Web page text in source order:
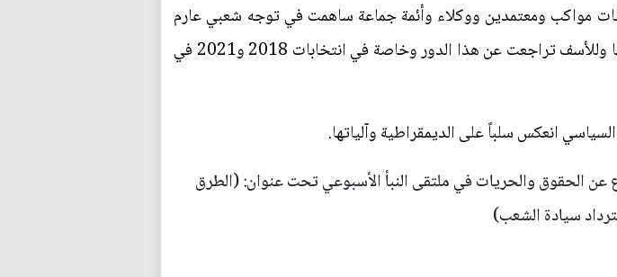
مواكب ومعتمدين ووكلاء وأئمة جماعة ساهمت في توجه شعبي عارم
نحو انتخابات 2005 و2006 اذ وصلت نسبة المشاركة الى 78‎%‎ لكنها وللأسف تراجعت عن هذا الدور وخاصة في انتخابات 2018 و2021 في
انعكس سلباً على الديمقراطية وآلياتها.
عن الحقوق والحريات في ملتقى النبأ الأسبوعي تحت عنوان: (الطرق
سيادة الشعب)